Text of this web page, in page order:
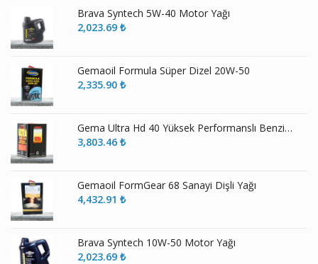
Brava Syntech 5W-40 Motor Yağı
2,023.69 ₺
Gemaoil Formula Süper Dizel 20W-50
2,335.90 ₺
Gema Ultra Hd 40 Yüksek Performanslı Benzinli ve Dizel Motor Yağı
3,803.46 ₺
Gemaoil FormGear 68 Sanayi Dişli Yağı
4,432.91 ₺
Brava Syntech 10W-50 Motor Yağı
2,023.69 ₺